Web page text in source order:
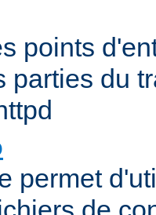
points
parties du
permet